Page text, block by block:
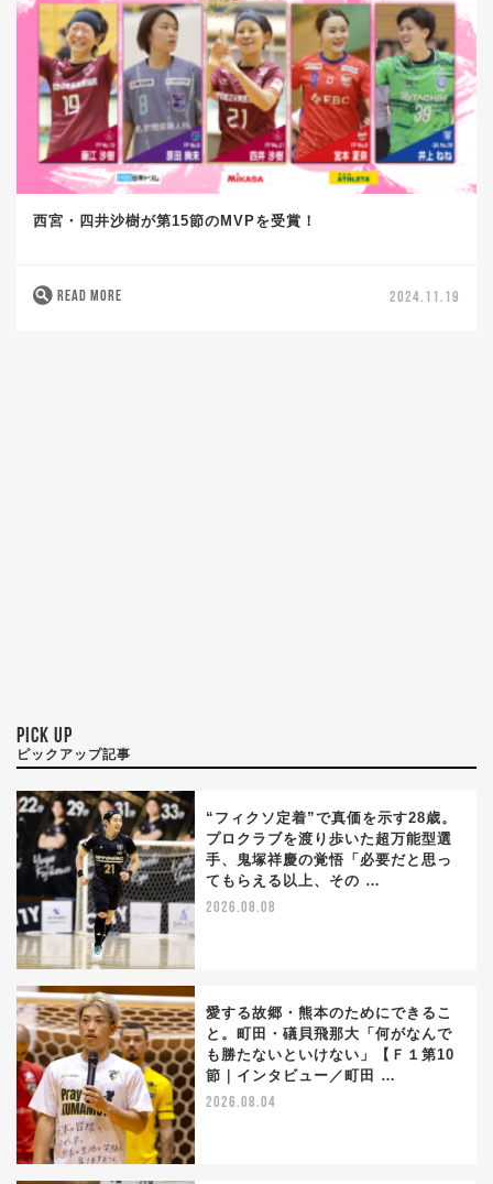
西宮・四井沙樹が第15節のMVPを受賞！
READ MORE 2024.11.19
PICK UP
ピックアップ記事
“フィクソ定着”で真価を示す28歳。
プロクラブを渡り歩いた超万能型選
手、鬼塚祥慶の覚悟「必要だと思っ
てもらえる以上、その …
2026.08.08
愛する故郷・熊本のためにできるこ
と。町田・礒貝飛那大「何がなんで
も勝たないといけない」【Ｆ１第10
節｜インタビュー／町田 …
2026.08.04